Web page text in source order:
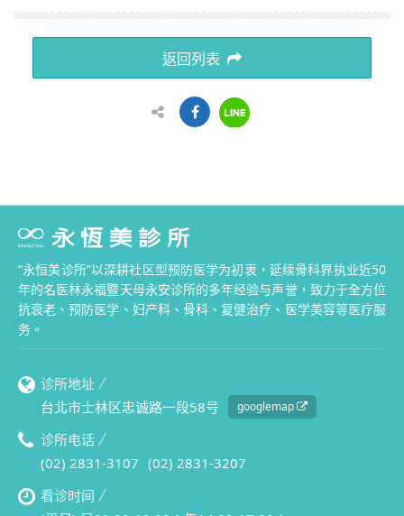
返回列表
“永恒美诊所”以深耕社区型预防医学为初衷，延续骨科界执业近50
年的名医林永福暨天母永安诊所的多年经验与声誉，致力于全方位
抗衰老、预防医学、妇产科、骨科、复健治疗、医学美容等医疗服
务。
诊所地址
台北市士林区忠诚路一段58号
googlemap
诊所电话
(02) 2831-3107 (02) 2831-3207
看诊时间